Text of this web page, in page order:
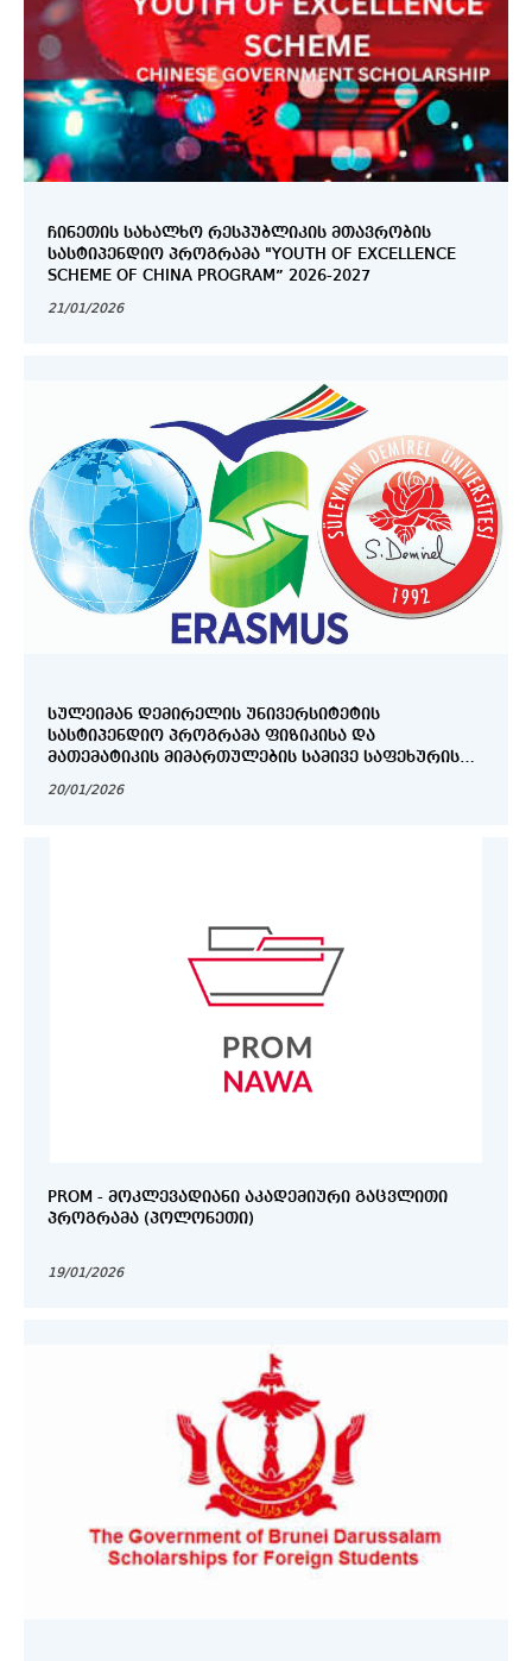
ᲩᲘᲜᲔᲗᲘᲡ ᲡᲐᲮᲐᲚᲮᲝ ᲠᲔᲡᲞᲣᲑᲚᲘᲙᲘᲡ ᲛᲗᲐᲕᲠᲝᲑᲘᲡ
ᲡᲐᲡᲢᲘᲞᲔᲜᲓᲘᲝ ᲞᲠᲝᲒᲠᲐᲛᲐ "YOUTH OF EXCELLENCE
SCHEME OF CHINA PROGRAM” 2026-2027
21/01/2026
ᲡᲣᲚᲔᲘᲛᲐᲜ ᲓᲔᲛᲘᲠᲔᲚᲘᲡ ᲣᲜᲘᲕᲔᲠᲡᲘᲢᲔᲢᲘᲡ
ᲡᲐᲡᲢᲘᲞᲔᲜᲓᲘᲝ ᲞᲠᲝᲒᲠᲐᲛᲐ ᲤᲘᲖᲘᲙᲘᲡᲐ ᲓᲐ
ᲛᲐᲗᲔᲛᲐᲢᲘᲙᲘᲡ ᲛᲘᲛᲐᲠᲗᲣᲚᲔᲑᲘᲡ ᲡᲐᲛᲘᲕᲔ ᲡᲐᲤᲔᲮᲣᲠᲘᲡ
20/01/2026
PROM - ᲛᲝᲙᲚᲔᲕᲐᲓᲘᲐᲜᲘ ᲐᲙᲐᲓᲔᲛᲘᲣᲠᲘ ᲒᲐᲪᲕᲚᲘᲗᲘ
ᲞᲠᲝᲒᲠᲐᲛᲐ (ᲞᲝᲚᲝᲜᲔᲗᲘ)
19/01/2026